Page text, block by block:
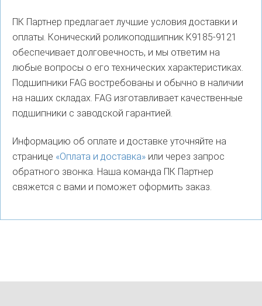
ПК Партнер предлагает лучшие условия доставки и
оплаты. Конический роликоподшипник K9185-9121
обеспечивает долговечность, и мы ответим на
любые вопросы о его технических характеристиках.
Подшипники FAG востребованы и обычно в наличии
на наших складах. FAG изготавливает качественные
подшипники с заводской гарантией.
Информацию об оплате и доставке уточняйте на
странице «Оплата и доставка» или через запрос
обратного звонка. Наша команда ПК Партнер
свяжется с вами и поможет оформить заказ.